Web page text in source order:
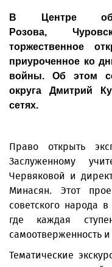
В Центре
Розова,
торжественное
приуроченное ко
войны. Об этом
округа Дмитрий
сетях.
Право открыть
Заслуженному
Червяковой и
Минасян. Этот
советского народа
где каждая
самоотверженность
Тематические